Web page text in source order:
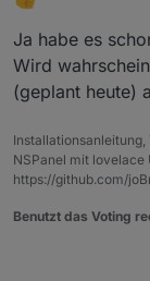
Ja habe es
Wird
(geplant heute)
NSPanel mit lovelace
https://github.com/
Benutzt das Voting